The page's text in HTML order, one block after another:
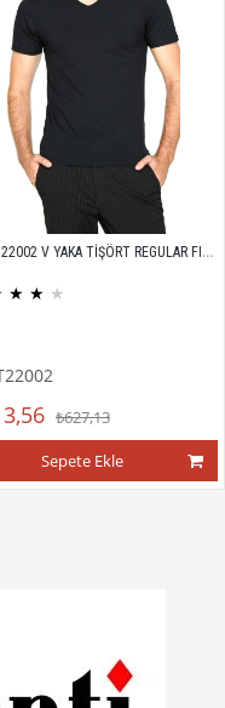
JOYT22002 V YAKA TİŞÖRT REGULAR FIT %100 PAMUK COMPACK PENYE
★ ★ ★
₺627,13
Sepete Ekle